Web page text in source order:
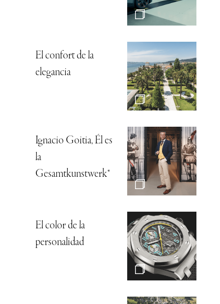
El confort de la
elegancia
Ignacio Goitia, Él es
la
Gesamtkunstwerk*
El color de la
personalidad